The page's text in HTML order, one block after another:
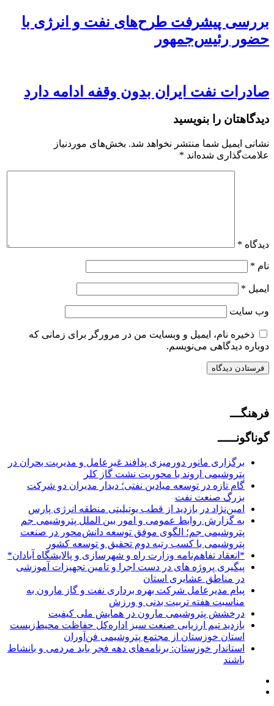
بررسی پیشرفت طرح‌های نفت و انرژی با
حضور رئیس‌جمهور
صادرات نفت ایران بدون وقفه ادامه دارد
دیدگاهتان را بنویسید
نشانی ایمیل شما منتشر نخواهد شد. بخش‌های موردنیاز
علامت‌گذاری شده‌اند *
دیدگاه *
نام *
ایمیل *
وب‌ سایت
ذخیره نام، ایمیل و وبسایت من در مرورگر برای زمانی که
دوباره دیدگاهی می‌نویسم.
فرهنگـــ
گوناگونـــــ
برگزاری مانور دورمیزی پدافند غیرعامل و مدیریت بحران در
پتروشیمی اروند با محوریت نشت گاز کلر
گام تازه در توسعه میادین نفتی؛ دیدار مدیران دو شرکت
بزرگ صنعت نفت
امین‌نژاد در بازدید از قطب یوتیلیتی منطقه انرژی پارس
به گزارش روابط عمومی و امور بین الملل پتروشیمی جم
پتروشیمی جم؛ الگوی موفق توسعه دانش‌محور در صنعت
پتروشیمی با کسب رتبه دوم تحقیق و توسعه کشور
*انعقاد تفاهم‌نامه وزارت راه و شهرسازی و پالایشگاه آبادان*
پیگیری پروژه های در دست اجرا و تامین تجهیزات آموزشی
در مناطق عشایری استان
پیام مدیرعامل شرکت بهره برداری نفت و گاز مارون به
مناسبت هفته تربیت بدنی و ورزش
درخشش پتروشیمی مارون در همایش ملی کیفیت
بازدید تیم ارزیابی صنعت سبز اداره‌کل حفاظت محیط‌زیست
استان خوزستان از مجتمع پتروشیمی فن‌آوران
استاندار خوزستان: برنامه‌های دهه فجر باید مردمی و بانشاط
باشند